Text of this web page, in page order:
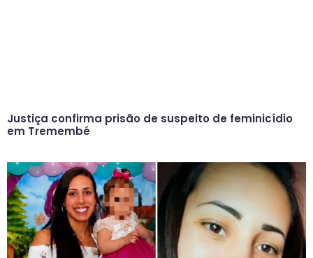
Justiça confirma prisão de suspeito de feminicídio
em Tremembé